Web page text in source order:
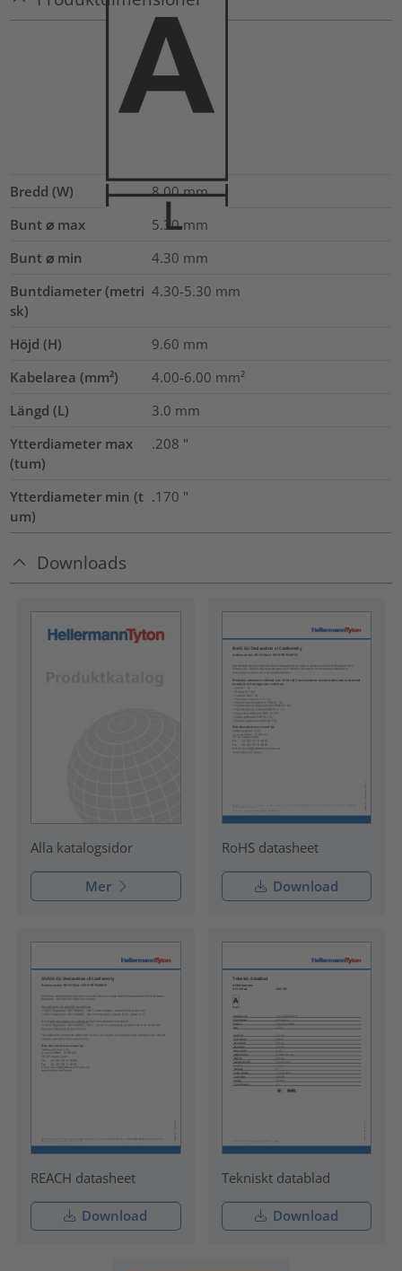
Bredd (W) 8.00 mm
Bunt ⌀ max
5.30 mm
Bunt ⌀ min
4.30 mm
Buntdiameter (metri
sk)
4.30-5.30 mm
Höjd (H) 9.60 mm
Kabelarea (mm²)
4.00-6.00 mm²
Längd (L)
3.0 mm
Ytterdiameter max
(tum)
.208 "
Ytterdiameter min (t
um)
.170 "
Downloads
Alla katalogsidor
Mer
RoHS datasheet
Download
REACH datasheet
Download
Tekniskt datablad
Download